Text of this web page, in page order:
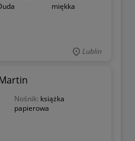
miękka
Lublin
Nośnik: książka
papierowa